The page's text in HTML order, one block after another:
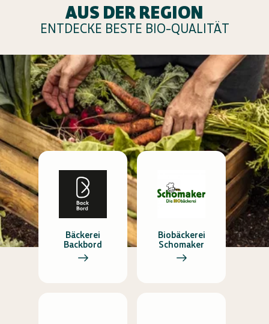
AUS DER REGION
ENTDECKE BESTE BIO-QUALITÄT
Bäckerei
Backbord
Biobäckerei
Schomaker